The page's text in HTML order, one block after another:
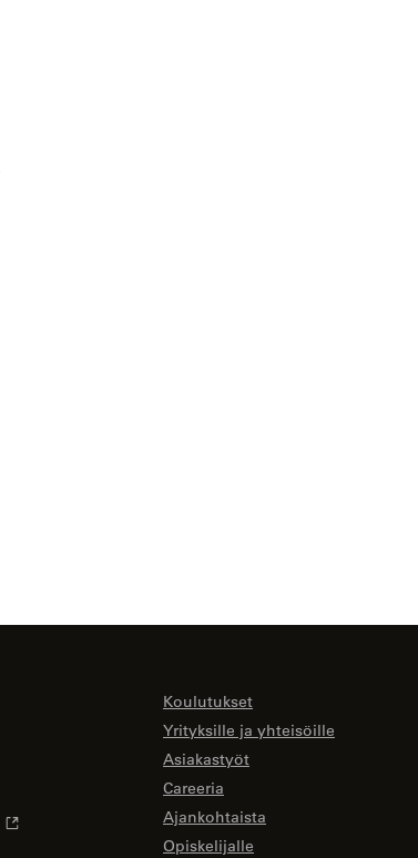
Koulutukset
Yrityksille ja yhteisöille
Asiakastyöt
Careeria
Ajankohtaista
Opiskelijalle